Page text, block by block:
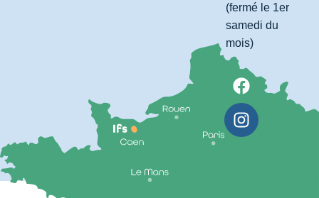
(fermé le 1er
samedi du
mois)